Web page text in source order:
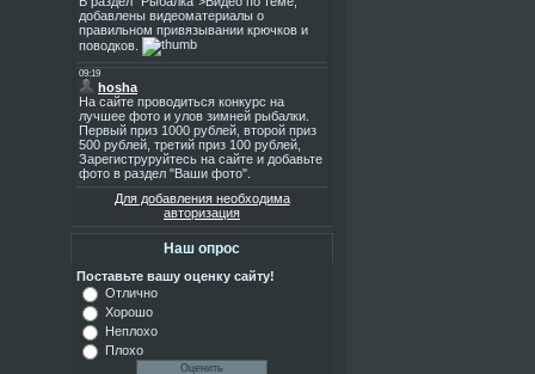
Для добавления необходима
авторизация
Наш опрос
Поставьте вашу оценку сайту!
Отлично
Хорошо
Неплохо
Плохо